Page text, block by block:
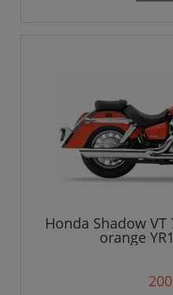
Honda Shadow VT
orange